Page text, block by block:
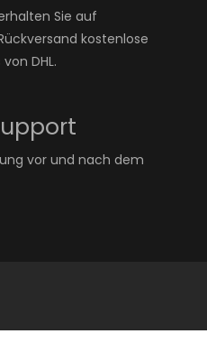
Sie auf
kostenlose
DHL.
vor und nach dem